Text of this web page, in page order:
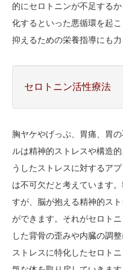
的にセロトニンが不足する
化するといった悪循環を起
抑えるための栄養指導にも力
セロトニン活性療法
胸ヤケやげっぷ、胃痛、胃
ルは精神的ストレスや構造
うしたストレスに対するア
は不可欠だと考えています
すが、脳が抱える精神的ス
ができます。それがセロト
した背骨の歪みや内臓の調
ストレスに特化したセロト